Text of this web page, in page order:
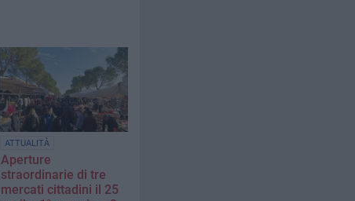
ATTUALITÀ
Aperture
straordinarie di tre
mercati cittadini il 25